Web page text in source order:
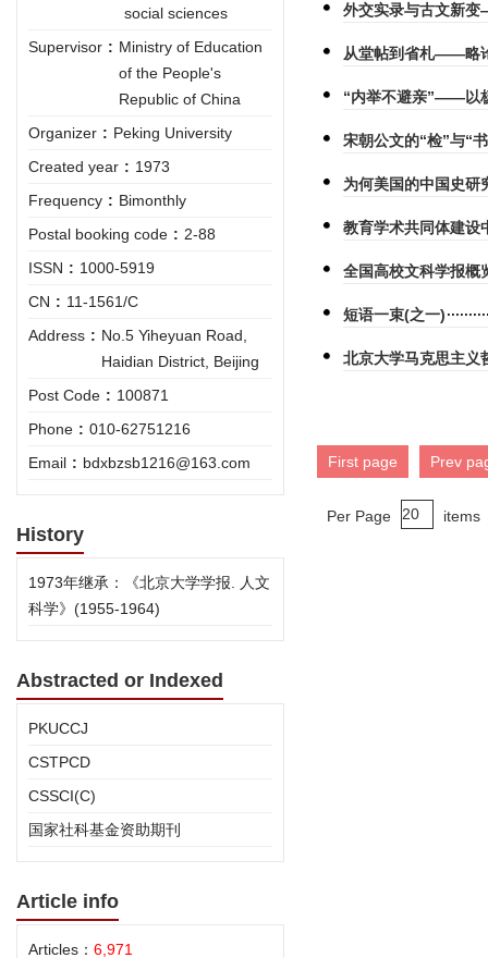
social sciences
Supervisor : Ministry of Education
of the People's
Republic of China
Organizer : Peking University
Created year : 1973
Frequency : Bimonthly
Postal booking code : 2-88
ISSN : 1000-5919
CN : 11-1561/C
Address : No.5 Yiheyuan Road,
Haidian District, Beijing
Post Code : 100871
Phone : 010-62751216
Email : bdxbzsb1216@163.com
History
1973年继承：《北京大学学报. 人文
科学》(1955-1964)
Abstracted or Indexed
PKUCCJ
CSTPCD
CSSCI(C)
国家社科基金资助期刊
Article info
Articles： 6,971
外交实录与古文新
从堂帖到省札——略
“内举不避亲”——以
宋朝公文的“检”与“
为何美国的中国史
教育学术共同体建设
全国高校文科学报概
短语一束(之一)
北京大学马克思主义
First page Prev
Per Page items